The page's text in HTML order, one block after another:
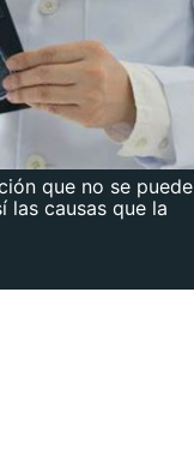
que no se puede
las causas que la